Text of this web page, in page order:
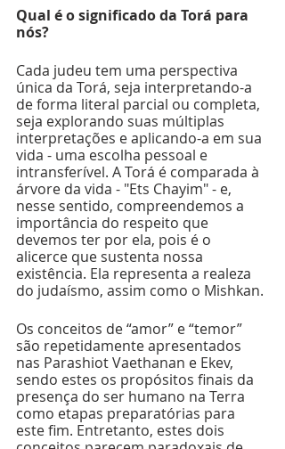
Qual é o significado da Torá para
nós?
Cada judeu tem uma perspectiva
única da Torá, seja interpretando-a
de forma literal parcial ou completa,
seja explorando suas múltiplas
interpretações e aplicando-a em sua
vida - uma escolha pessoal e
intransferível. A Torá é comparada à
árvore da vida - "Ets Chayim" - e,
nesse sentido, compreendemos a
importância do respeito que
devemos ter por ela, pois é o
alicerce que sustenta nossa
existência. Ela representa a realeza
do judaísmo, assim como o Mishkan.
Os conceitos de “amor” e “temor”
são repetidamente apresentados
nas Parashiot Vaethanan e Ekev,
sendo estes os propósitos finais da
presença do ser humano na Terra
como etapas preparatórias para
este fim. Entretanto, estes dois